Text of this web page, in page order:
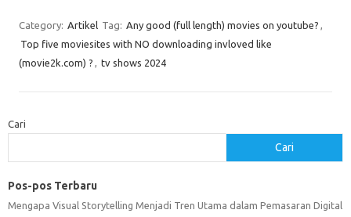
Category: Artikel Tag: Any good (full length) movies on youtube? ,
Top five moviesites with NO downloading invloved like
(movie2k.com) ? , tv shows 2024
Cari
Cari
Pos-pos Terbaru
Mengapa Visual Storytelling Menjadi Tren Utama dalam Pemasaran Digital